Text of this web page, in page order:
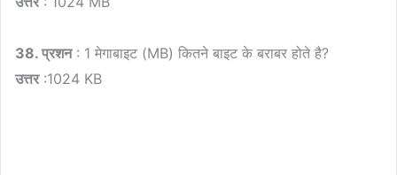
38. प्रशन: 1 मेगाबाइट (MB) कितने बाइट के बराबर होते है?
उत्तर:1024 KB